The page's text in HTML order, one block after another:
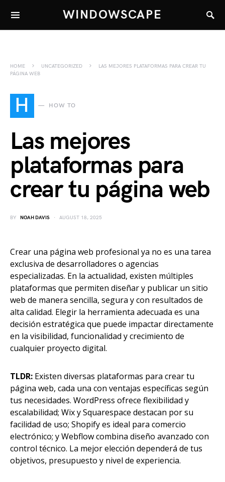
WINDOWSCAPE
HOME UNCATEGORIZED
LAS MEJORES PLATAFORMAS PARA CREAR TU
PÁGINA WEB
H HOW TO
Las mejores
plataformas para
crear tu página web
BY NOAH DAVIS AUGUST 18, 2025
Crear una página web profesional ya no es una tarea
exclusiva de desarrolladores o agencias
especializadas. En la actualidad, existen múltiples
plataformas que permiten diseñar y publicar un sitio
web de manera sencilla, segura y con resultados de
alta calidad. Elegir la herramienta adecuada es una
decisión estratégica que puede impactar directamente
en la visibilidad, funcionalidad y crecimiento de
cualquier proyecto digital.
TLDR: Existen diversas plataformas para crear tu
página web, cada una con ventajas específicas según
tus necesidades. WordPress ofrece flexibilidad y
escalabilidad; Wix y Squarespace destacan por su
facilidad de uso; Shopify es ideal para comercio
electrónico; y Webflow combina diseño avanzado con
control técnico. La mejor elección dependerá de tus
objetivos, presupuesto y nivel de experiencia.